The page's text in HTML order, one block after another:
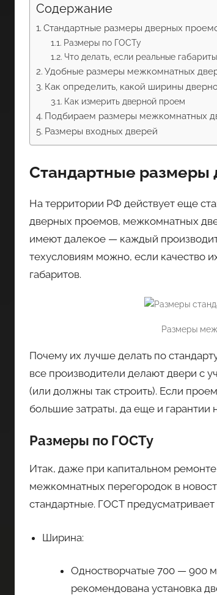
Содержание
Стандартные размеры дверных
Размеры по ГОСТу
Что делать, если реальные
Удобные размеры межкомнатных
Как определить, какой ширины
Как измерить дверной проем
Подбираем размеры межкомнатных
Размеры входных дверей
Стандартные размеры
На территории РФ действует еще
дверных проемов, межкомнатных
имеют далекое — каждый
техусловиям можно, если качество
габаритов.
Размеры
Почему их лучше делать по
все производители делают двери с
(или должны так строить). Если
большие затраты, да еще и гарантии
Размеры по ГОСТу
Итак, даже при капитальном
межкомнатных перегородок в
стандартные. ГОСТ
Ширина:
Одностворчатые 700 — 900
рекомендована установка